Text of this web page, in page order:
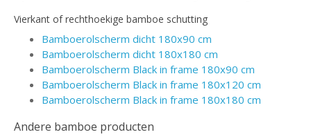
Vierkant of rechthoekige bamboe schutting
Bamboerolscherm dicht 180x90 cm
Bamboerolscherm dicht 180x180 cm
Bamboerolscherm Black in frame 180x90 cm
Bamboerolscherm Black in frame 180x120 cm
Bamboerolscherm Black in frame 180x180 cm
Andere bamboe producten